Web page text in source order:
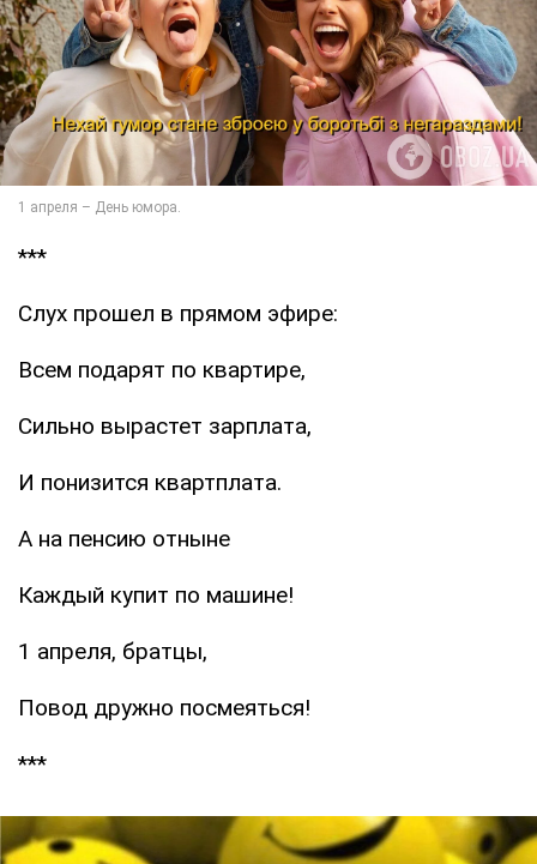
***
Слух прошел в прямом эфире:
Всем подарят по квартире,
Сильно вырастет зарплата,
И понизится квартплата.
А на пенсию отныне
Каждый купит по машине!
1 апреля, братцы,
Повод дружно посмеяться!
***